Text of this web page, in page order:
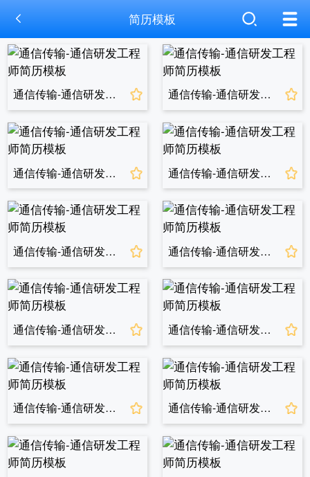
简历模板
通信传输-通信研发工程师简历模板 通信传输-通信研发工程师简历模板
通信传输-通信研发工程师简历模板 通信传输-通信研发工程师简历模板
通信传输-通信研发工程师简历模板 通信传输-通信研发工程师简历模板
通信传输-通信研发工程师简历模板 通信传输-通信研发工程师简历模板
通信传输-通信研发工程师简历模板 通信传输-通信研发工程师简历模板